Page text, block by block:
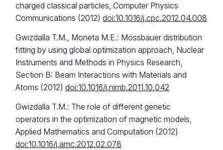
charged classical particles, Computer Physics
Communications (2012)doi:10.1016/j.cpc.2012.04.008
Gwizdalla T.M., Moneta M.E.: Mössbauer distribution
fitting by using global optimization approach, Nuclear
Instruments and Methods in Physics Research,
Section B: Beam Interactions with Materials and
Atoms (2012)doi:10.1016/j.nimb.2011.10.042
Gwizdalla T.M.: The role of different genetic
operators in the optimization of magnetic models,
Applied Mathematics and Computation (2012)
doi:10.1016/j.amc.2012.02.078